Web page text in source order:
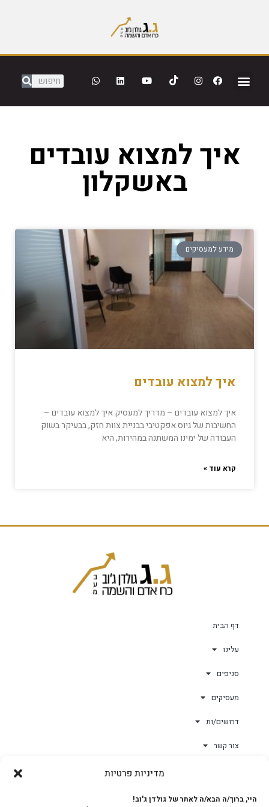
מדיניות פרטיות
היי, ברוך/ה הבא/ה לאתר של גולדן ג'וב!
איך למצוא עובדים
באשקלון
מידע למעסיקים
איך למצוא עובדים
איך למצוא עובדים – מדריך למעסיק איך למצוא עובדים –
החשיבות של גיוס אפקטיבי בבניית צוות חזק, בבעיקר בשוק
העבודה של ימינו המשתנה במהירות, היא
קרא עוד »
דף הבית
עלינו
סניפים
מעסיקים
דרושים/ות
צור קשר